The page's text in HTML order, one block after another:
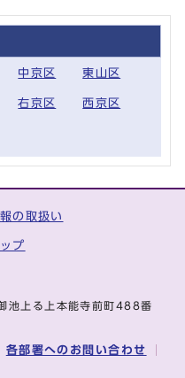
中京区 東山区
右京区 西京区
の取扱い
プ
上る上本能寺前町488番
各部署へのお問い合わせ